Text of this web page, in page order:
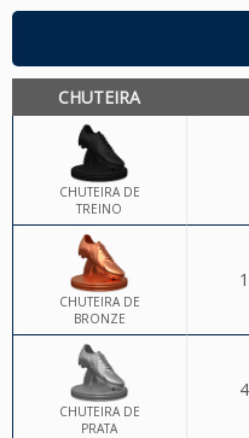
CHUTEIRA
CHUTEIRA DE
TREINO
CHUTEIRA DE
BRONZE
CHUTEIRA DE
PRATA